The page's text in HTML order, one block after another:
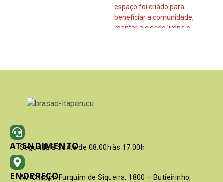
ATENDIMENTO
Segunda à Sexta de 08:00h às 17:00h
ENDEREÇO
Av. Crispim Furquim de Siqueira, 1800 – Butieirinho,